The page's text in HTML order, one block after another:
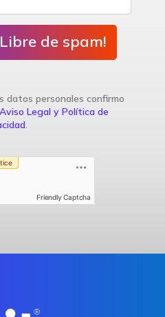
de spam!
datos personales confirmo
Aviso Legal y Política de
.
Friendly Captcha